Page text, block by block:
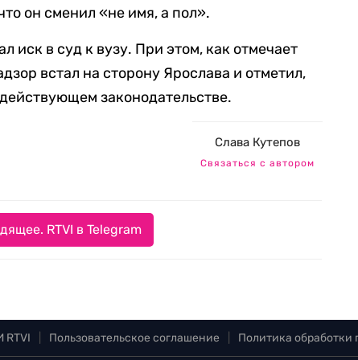
он сменил «не имя, а пол».
иск в суд к вузу. При этом, как отмечает
встал на сторону Ярослава и отметил,
законодательстве.
Слава Кутепов
Связаться с автором
RTVI в Telegram
Пользовательское соглашение Политика